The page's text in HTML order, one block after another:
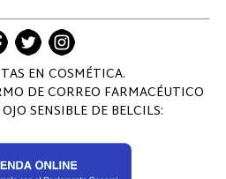
EN COSMÉTICA.
DE CORREO FARMACÉUTICO
SENSIBLE DE BELCILS: